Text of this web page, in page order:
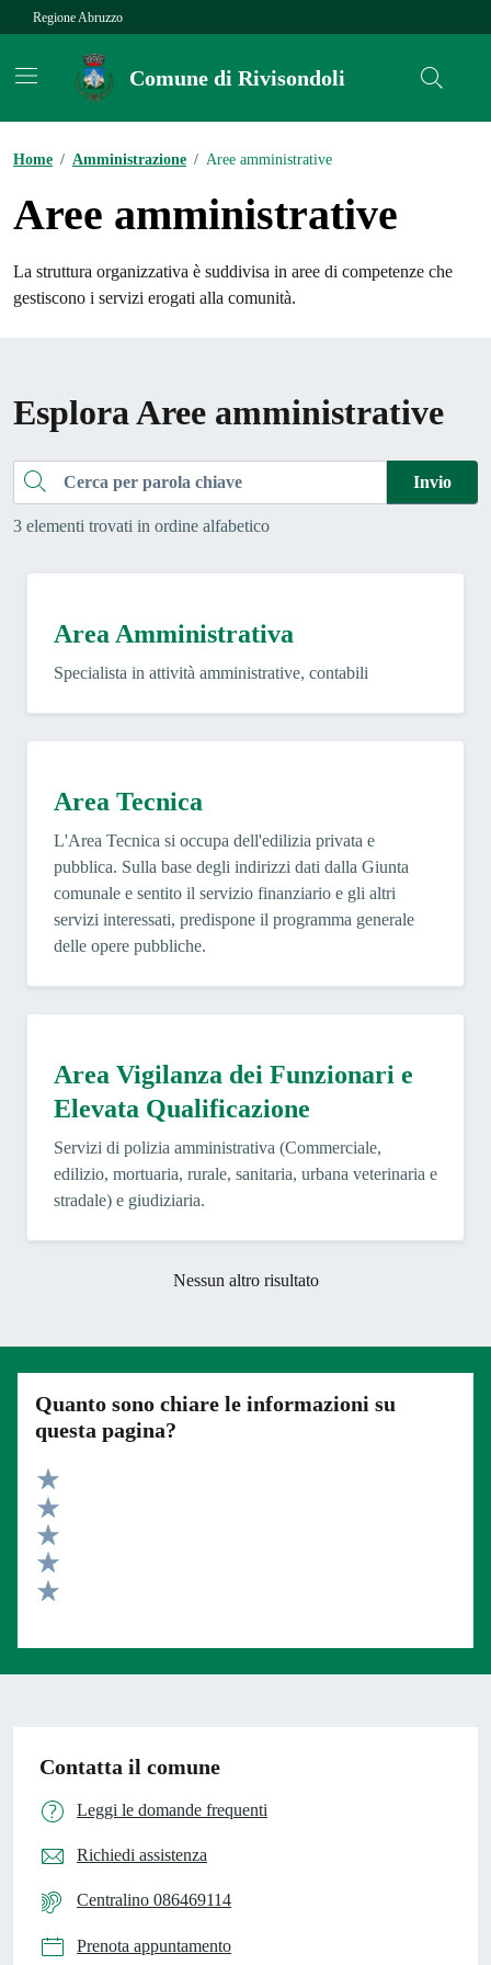
Vai ai contenuti
Vai al footer
Regione Abruzzo
Comune di Rivisondoli
Home / Amministrazione / Aree amministrative
Aree amministrative
La struttura organizzativa è suddivisa in aree di competenze che
gestiscono i servizi erogati alla comunità.
Esplora Aree amministrative
Cerca Invio
3 elementi trovati in ordine alfabetico
Area Amministrativa
Specialista in attività amministrative, contabili
Area Tecnica
L'Area Tecnica si occupa dell'edilizia privata e
pubblica. Sulla base degli indirizzi dati dalla Giunta
comunale e sentito il servizio finanziario e gli altri
servizi interessati, predispone il programma generale
delle opere pubbliche.
Area Vigilanza dei Funzionari e
Elevata Qualificazione
Servizi di polizia amministrativa (Commerciale,
edilizio, mortuaria, rurale, sanitaria, urbana veterinaria e
stradale) e giudiziaria.
Nessun altro risultato
Quanto sono chiare le informazioni su
questa pagina?
Valuta 5 stelle su 5
Valuta 4 stelle su 5
Valuta 3 stelle su 5
Valuta 2 stelle su 5
Contatta il comune
Leggi le domande frequenti
Richiedi assistenza
Centralino 086469114
Prenota appuntamento